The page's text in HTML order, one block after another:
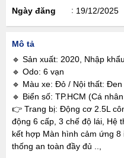
Ngày đăng
19/12/2025
Mô tả
🔹 Sản xuất: 2020, Nhập
🔹 Odo: 6 vạn
🔹 Màu xe: Đỏ / Nội thất: Đen
🔹 Biển số: TP.HCM (Cá
👉 Trang bị: Động cơ 2.5L
động 6 cấp, 3 chế độ lái, Hệ
kết hợp Màn hình cảm ứng
thống an toàn đầy đủ ..,